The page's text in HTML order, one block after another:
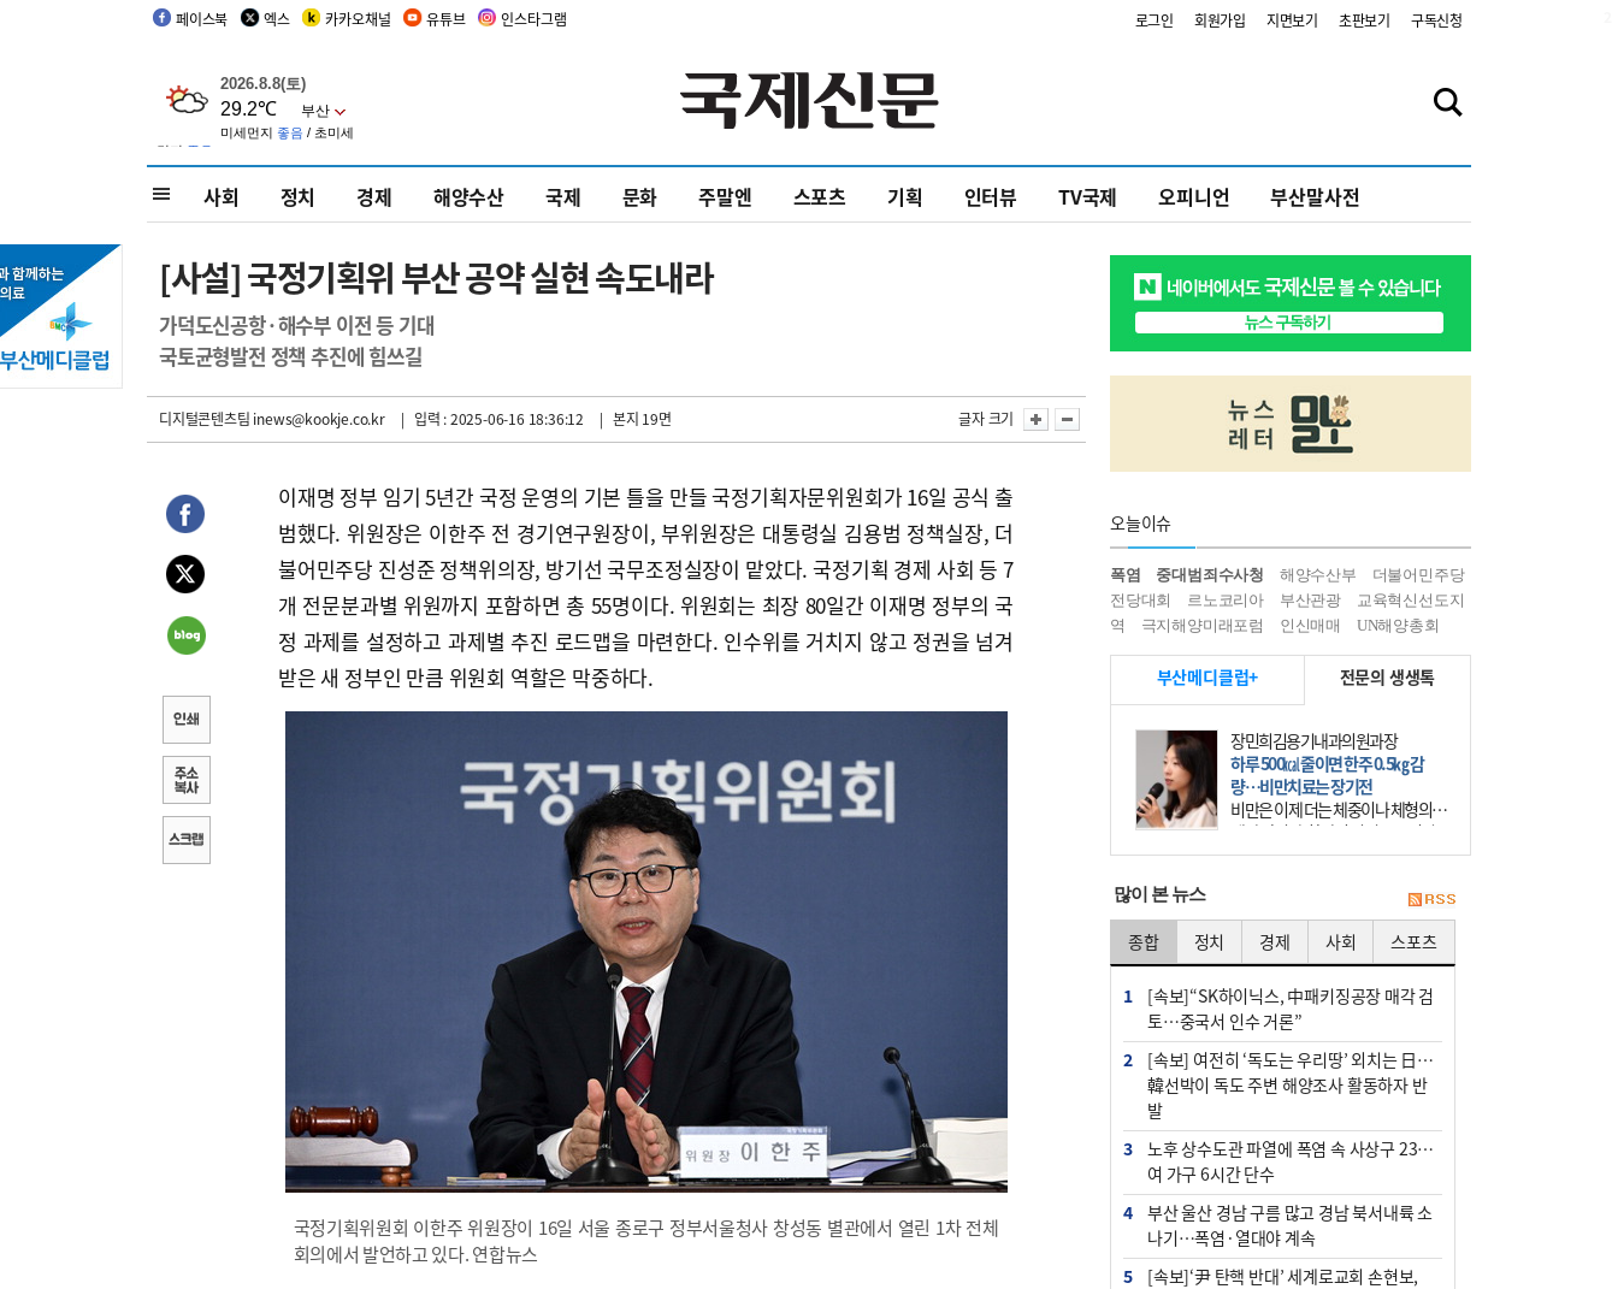
페이스북 엑스 카카오채널 유튜브 인스타그램 로그인 회원가입 지면보기 초판보기 구독신청
사회 정치 경제 해양수산 국제 문화 주말엔 스포츠 기획 인터뷰 TV국제 오피니언 부산말사전
[사설] 국정기획위 부산 공약 실현 속도내라
가덕도신공항·해수부 이전 등 기대
국토균형발전 정책 추진에 힘쓰길
디지털콘텐츠팀 inews@kookje.co.kr | 입력 : 2025-06-16 18:36:12 | 본지 19면 글자 크기
이재명 정부 임기 5년간 국정 운영의 기본 틀을 만들 국정기획자문위원회가 16일 공식 출
범했다. 위원장은 이한주 전 경기연구원장이, 부위원장은 대통령실 김용범 정책실장, 더
불어민주당 진성준 정책위의장, 방기선 국무조정실장이 맡았다. 국정기획 경제 사회 등 7
개 전문분과별 위원까지 포함하면 총 55명이다. 위원회는 최장 80일간 이재명 정부의 국
정 과제를 설정하고 과제별 추진 로드맵을 마련한다. 인수위를 거치지 않고 정권을 넘겨
받은 새 정부인 만큼 위원회 역할은 막중하다.
국정기획위원회 이한주 위원장이 16일 서울 종로구 정부서울청사 창성동 별관에서 열린 1차 전체
회의에서 발언하고 있다. 연합뉴스
오늘이슈
폭염 중대범죄수사청 해양수산부
더불어민주당
전당대회
르노코리아 부산관광
교육혁신선도지
역
극지해양미래포럼 인신매매 UN해양총회
부산메디클럽+ 전문의 생생톡
장민희김용기내과의원과장
하루 500㎉ 줄이면 한주 0.5㎏ 감
량…비만치료는 장기전
비만은 이제 더는 체중이나 체형의 문
제가 아니다. 하나의 질병으로 인지
하고 치료와 관리를 해야 한다. 세계
많이 본 뉴스
종합 정치 경제 사회 스포츠
1
[속보]“SK하이닉스, 中패키징공장 매각 검
토…중국서 인수 거론”
2
[속보] 여전히 ‘독도는 우리땅’ 외치는 日…
韓선박이 독도 주변 해양조사 활동하자 반
발
3
노후 상수도관 파열에 폭염 속 사상구 2300
여 가구 6시간 단수
4
부산 울산 경남 구름 많고 경남 북서내륙 소
나기…폭염·열대야 계속
5
[속보]‘尹 탄핵 반대’ 세계로교회 손현보,